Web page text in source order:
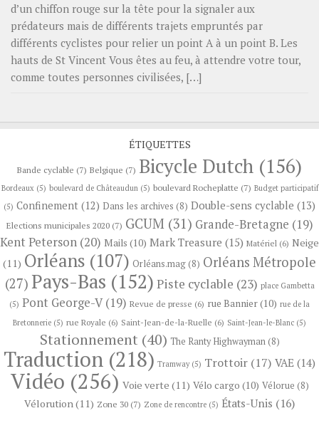
d’un chiffon rouge sur la tête pour la signaler aux
prédateurs mais de différents trajets empruntés par
différents cyclistes pour relier un point A à un point B. Les
hauts de St Vincent Vous êtes au feu, à attendre votre tour,
comme toutes personnes civilisées, […]
ÉTIQUETTES
Bande cyclable (7) Belgique (7) Bicycle Dutch (156)
Bordeaux(5) boulevard de Châteaudun(5) boulevard Rocheplatte (7) Budget participatif
(5) Confinement (12) Dans les archives (8) Double-sens cyclable (13)
Elections municipales 2020(7) GCUM(31) Grande-Bretagne (19)
Kent Peterson (20) Mails (10) Mark Treasure (15) Matériel (6) Neige
(11) Orléans (107) Orléans.mag (8) Orléans Métropole
(27) Pays-Bas (152) Piste cyclable (23) place Gambetta
(5) Pont George-V(19) Revue de presse (6) rue Bannier(10) rue de la
Bretonnerie (5) rue Royale (6) Saint-Jean-de-la-Ruelle (6) Saint-Jean-le-Blanc (5)
Stationnement (40) The Ranty Highwayman(8)
Traduction (218) Tramway(5) Trottoir (17) VAE (14)
Vidéo (256) Voie verte (11) Vélo cargo (10) Vélorue (8)
Vélorution(11) Zone 30 (7) Zone de rencontre (5) États-Unis (16)